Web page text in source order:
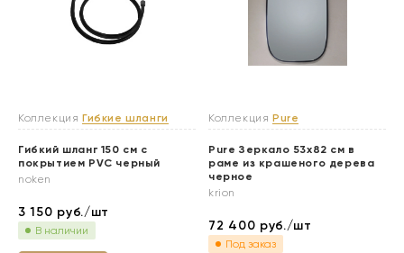
Коллекция Гибкие шланги
Гибкий шланг 150 см с
покрытием PVC черный
noken
3 150 руб./шт
В наличии
Коллекция Pure
Pure Зеркало 53х82 см в
раме из крашеного дерева
черное
krion
72 400 руб./шт
Под заказ